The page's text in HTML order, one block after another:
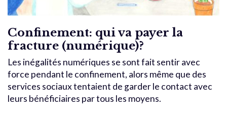
Confinement: qui va payer la
fracture (numérique)?
Les inégalités numériques se sont fait sentir avec
force pendant le confinement, alors même que des
services sociaux tentaient de garder le contact avec
leurs bénéficiaires par tous les moyens.